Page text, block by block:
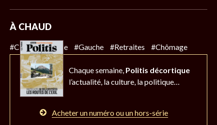
À CHAUD
#Climat #Police #Gauche #Retraites #Chômage
Chaque semaine, Politis décortique
l’actualité, la culture, la politique…
Acheter un numéro ou un hors-série